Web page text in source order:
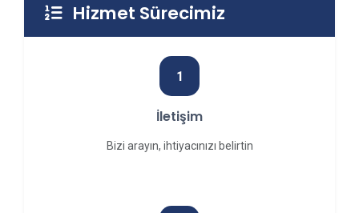
Hizmet Sürecimiz
1
İletişim
Bizi arayın, ihtiyacınızı belirtin